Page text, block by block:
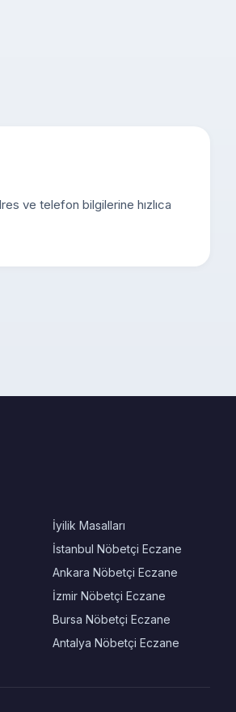
ve telefon bilgilerine hızlıca
İyilik Masalları
İstanbul Nöbetçi Eczane
Ankara Nöbetçi Eczane
İzmir Nöbetçi Eczane
Bursa Nöbetçi Eczane
Antalya Nöbetçi Eczane